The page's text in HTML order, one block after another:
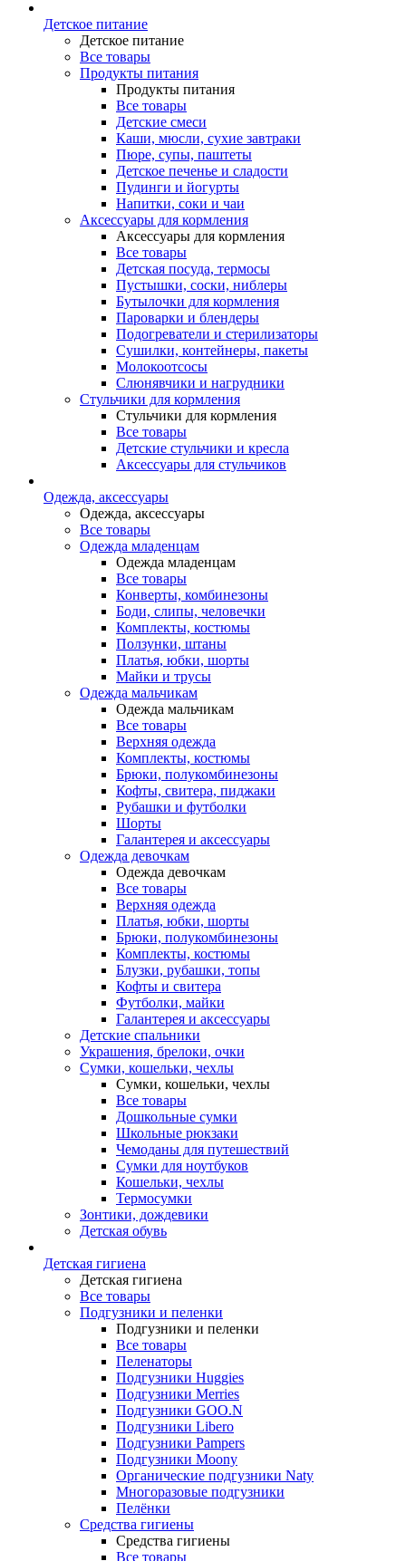
Детское питание
Детское питание
Все товары
Продукты питания
Продукты питания
Все товары
Детские смеси
Каши, мюсли, сухие завтраки
Пюре, супы, паштеты
Детское печенье и сладости
Пудинги и йогурты
Напитки, соки и чаи
Аксессуары для кормления
Аксессуары для кормления
Все товары
Детская посуда, термосы
Пустышки, соски, ниблеры
Бутылочки для кормления
Пароварки и блендеры
Подогреватели и стерилизаторы
Сушилки, контейнеры, пакеты
Молокоотсосы
Слюнявчики и нагрудники
Стульчики для кормления
Стульчики для кормления
Все товары
Детские стульчики и кресла
Аксессуары для стульчиков
Одежда, аксессуары
Одежда, аксессуары
Все товары
Одежда младенцам
Одежда младенцам
Все товары
Конверты, комбинезоны
Боди, слипы, человечки
Комплекты, костюмы
Ползунки, штаны
Платья, юбки, шорты
Майки и трусы
Одежда мальчикам
Одежда мальчикам
Все товары
Верхняя одежда
Комплекты, костюмы
Брюки, полукомбинезоны
Кофты, свитера, пиджаки
Рубашки и футболки
Шорты
Галантерея и аксессуары
Одежда девочкам
Одежда девочкам
Все товары
Верхняя одежда
Платья, юбки, шорты
Брюки, полукомбинезоны
Комплекты, костюмы
Блузки, рубашки, топы
Кофты и свитера
Футболки, майки
Галантерея и аксессуары
Детские спальники
Украшения, брелоки, очки
Сумки, кошельки, чехлы
Сумки, кошельки, чехлы
Все товары
Дошкольные сумки
Школьные рюкзаки
Чемоданы для путешествий
Сумки для ноутбуков
Кошельки, чехлы
Термосумки
Зонтики, дождевики
Детская обувь
Детская гигиена
Детская гигиена
Все товары
Подгузники и пеленки
Подгузники и пеленки
Все товары
Пеленаторы
Подгузники Huggies
Подгузники Merries
Подгузники GOO.N
Подгузники Libero
Подгузники Pampers
Подгузники Moony
Органические подгузники Naty
Многоразовые подгузники
Пелёнки
Средства гигиены
Средства гигиены
Все товары